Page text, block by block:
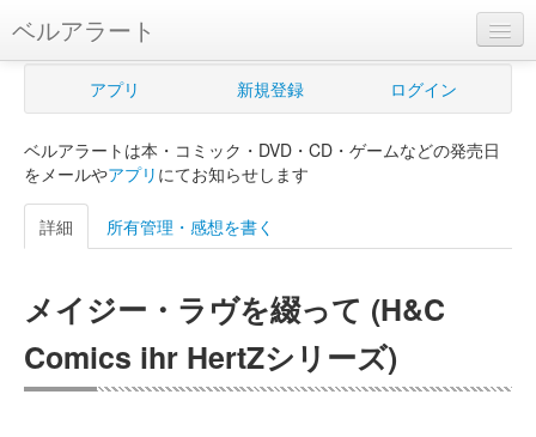
ベルアラート
ベルアラートとは
新規登録
ログイン
購入管理
Myシェルフ
アプリ 新規登録 ログイン
ベルアラートは本・コミック・DVD・CD・ゲームなどの発売日
をメールやアプリ にてお知らせします
詳細 所有管理・感想を書く
メイジー・ラヴを綴って (H&C
Comics ihr HertZシリーズ)